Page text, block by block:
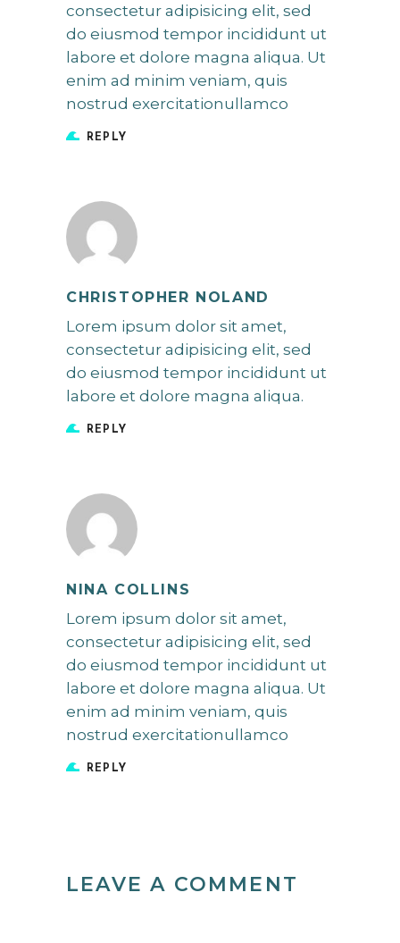
consectetur adipisicing elit, sed
do eiusmod tempor incididunt ut
labore et dolore magna aliqua. Ut
enim ad minim veniam, quis
nostrud exercitationullamco
REPLY
CHRISTOPHER NOLAND
Lorem ipsum dolor sit amet,
consectetur adipisicing elit, sed
do eiusmod tempor incididunt ut
labore et dolore magna aliqua.
REPLY
NINA COLLINS
Lorem ipsum dolor sit amet,
consectetur adipisicing elit, sed
do eiusmod tempor incididunt ut
labore et dolore magna aliqua. Ut
enim ad minim veniam, quis
nostrud exercitationullamco
REPLY
LEAVE A COMMENT